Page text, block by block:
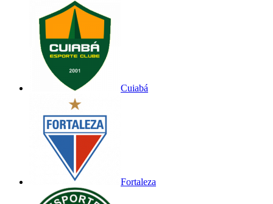
Cuiabá
Fortaleza